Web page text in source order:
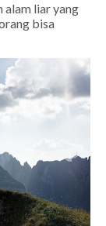
alam liar yang
bisa